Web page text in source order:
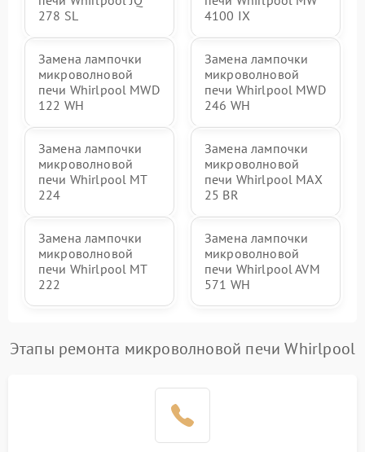
278 SL
4100 IX
Замена лампочки
микроволновой
печи Whirlpool MWD
122 WH
Замена лампочки
микроволновой
печи Whirlpool MWD
246 WH
Замена лампочки
микроволновой
печи Whirlpool MT
224
Замена лампочки
микроволновой
печи Whirlpool MAX
25 BR
Замена лампочки
микроволновой
печи Whirlpool MT
222
Замена лампочки
микроволновой
печи Whirlpool AVM
571 WH
Этапы ремонта микроволновой печи Whirlpool